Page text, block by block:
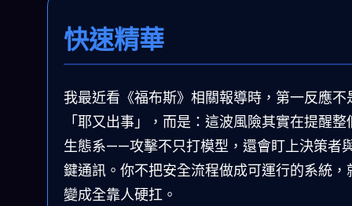
快速精華
我最近看《福布斯》相關報導時，第一反應不
「耶又出事」，而是：這波風險其實在提醒整
生態系——攻擊不只打模型，還會盯上決策者
鍵通訊。你不把安全流程做成可運行的系統，
變成全靠人硬扛。